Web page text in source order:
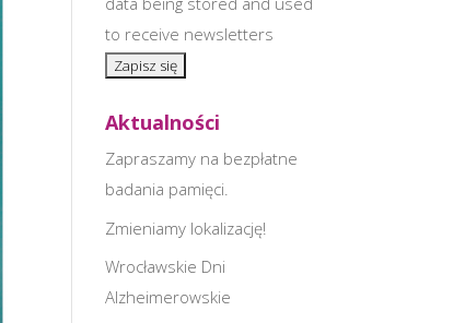
to receive newsletters
Aktualności
Zapraszamy na bezpłatne
badania pamięci.
Zmieniamy lokalizację!
Wrocławskie Dni
Alzheimerowskie